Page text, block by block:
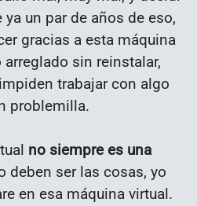
un par de años de eso,
gracias a esta máquina
sin reinstalar,
trabajar con algo
problemilla.
no siempre es una
deben ser las cosas, yo
en esa máquina virtual.